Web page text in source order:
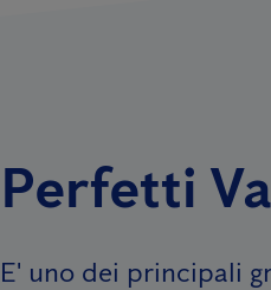
Perfetti
E' uno dei principali